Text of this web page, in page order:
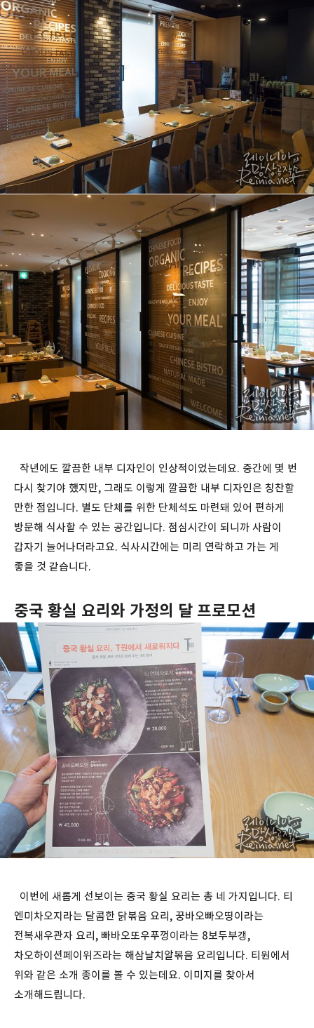
작년에도 깔끔한 내부 디자인이 인상적이었는데요. 중간에 몇 번
다시 찾기야 했지만, 그래도 이렇게 깔끔한 내부 디자인은 칭찬할
만한 점입니다. 별도 단체를 위한 단체석도 마련돼 있어 편하게
방문해 식사할 수 있는 공간입니다. 점심시간이 되니까 사람이
갑자기 늘어나더라고요. 식사시간에는 미리 연락하고 가는 게
좋을 것 같습니다.
중국 황실 요리와 가정의 달 프로모션
이번에 새롭게 선보이는 중국 황실 요리는 총 네 가지입니다. 티
엔미차오지라는 달콤한 닭볶음 요리, 꿍바오빠오띵이라는
전복새우관자 요리, 빠바오또우푸껑이라는 8보두부갱,
차오하이션페이위즈라는 해삼날치알볶음 요리입니다. 티원에서
위와 같은 소개 종이를 볼 수 있는데요. 이미지를 찾아서
소개해드립니다.